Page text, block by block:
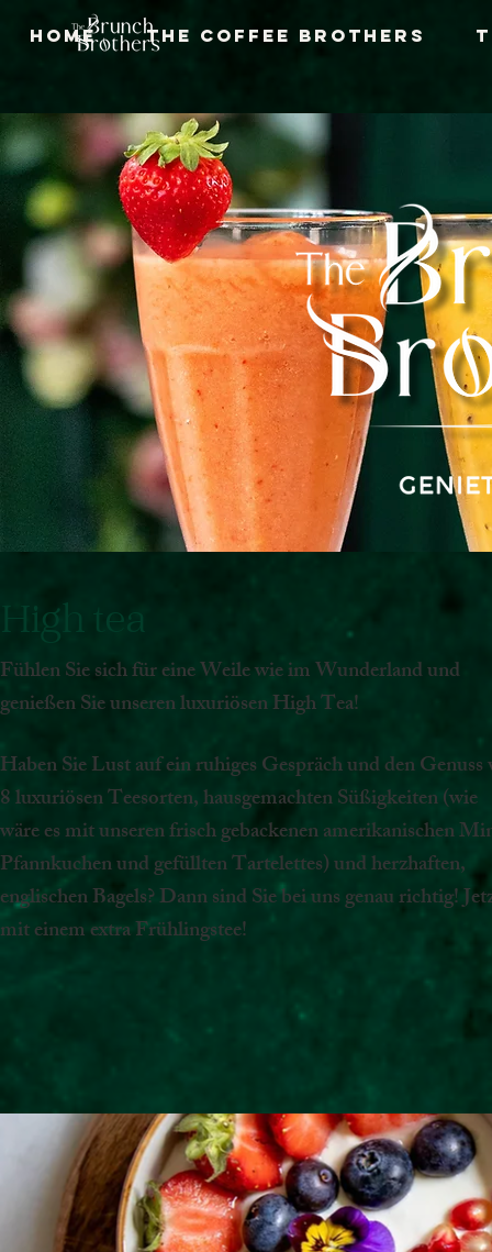
Home The Coffee Brothers
High tea
Fühlen Sie sich für eine Weile wie im Wunderland und
genießen Sie unseren luxuriösen High Tea!
Haben Sie Lust auf ein ruhiges Gespräch und den Genuss
8 luxuriösen Teesorten, hausgemachten Süßigkeiten (wie
wäre es mit unseren frisch gebackenen amerikanischen
Pfannkuchen und gefüllten Tartelettes) und herzhaften,
englischen Bagels? Dann sind Sie bei uns genau richtig!
mit einem extra Frühlingstee!